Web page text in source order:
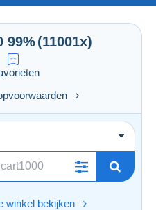
99%(11001x)
winkel bekijken